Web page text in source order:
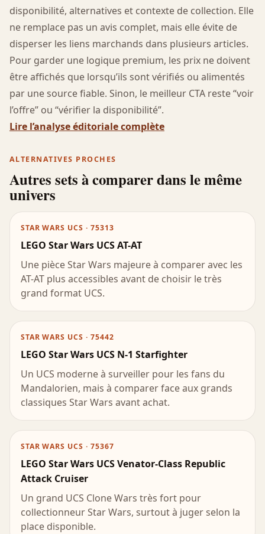
disponibilité, alternatives et contexte de collection. Elle
ne remplace pas un avis complet, mais elle évite de
disperser les liens marchands dans plusieurs articles.
Pour garder une logique premium, les prix ne doivent
être affichés que lorsqu’ils sont vérifiés ou alimentés
par une source fiable. Sinon, le meilleur CTA reste “voir
l’offre” ou “vérifier la disponibilité”.
Lire l’analyse éditoriale complète
ALTERNATIVES PROCHES
Autres sets à comparer dans le même
univers
STAR WARS UCS · 75313
LEGO Star Wars UCS AT-AT
Une pièce Star Wars majeure à comparer avec les
AT-AT plus accessibles avant de choisir le très
grand format UCS.
STAR WARS UCS · 75442
LEGO Star Wars UCS N-1 Starfighter
Un UCS moderne à surveiller pour les fans du
Mandalorien, mais à comparer face aux grands
classiques Star Wars avant achat.
STAR WARS UCS · 75367
LEGO Star Wars UCS Venator-Class Republic
Attack Cruiser
Un grand UCS Clone Wars très fort pour
collectionneur Star Wars, surtout à juger selon la
place disponible.